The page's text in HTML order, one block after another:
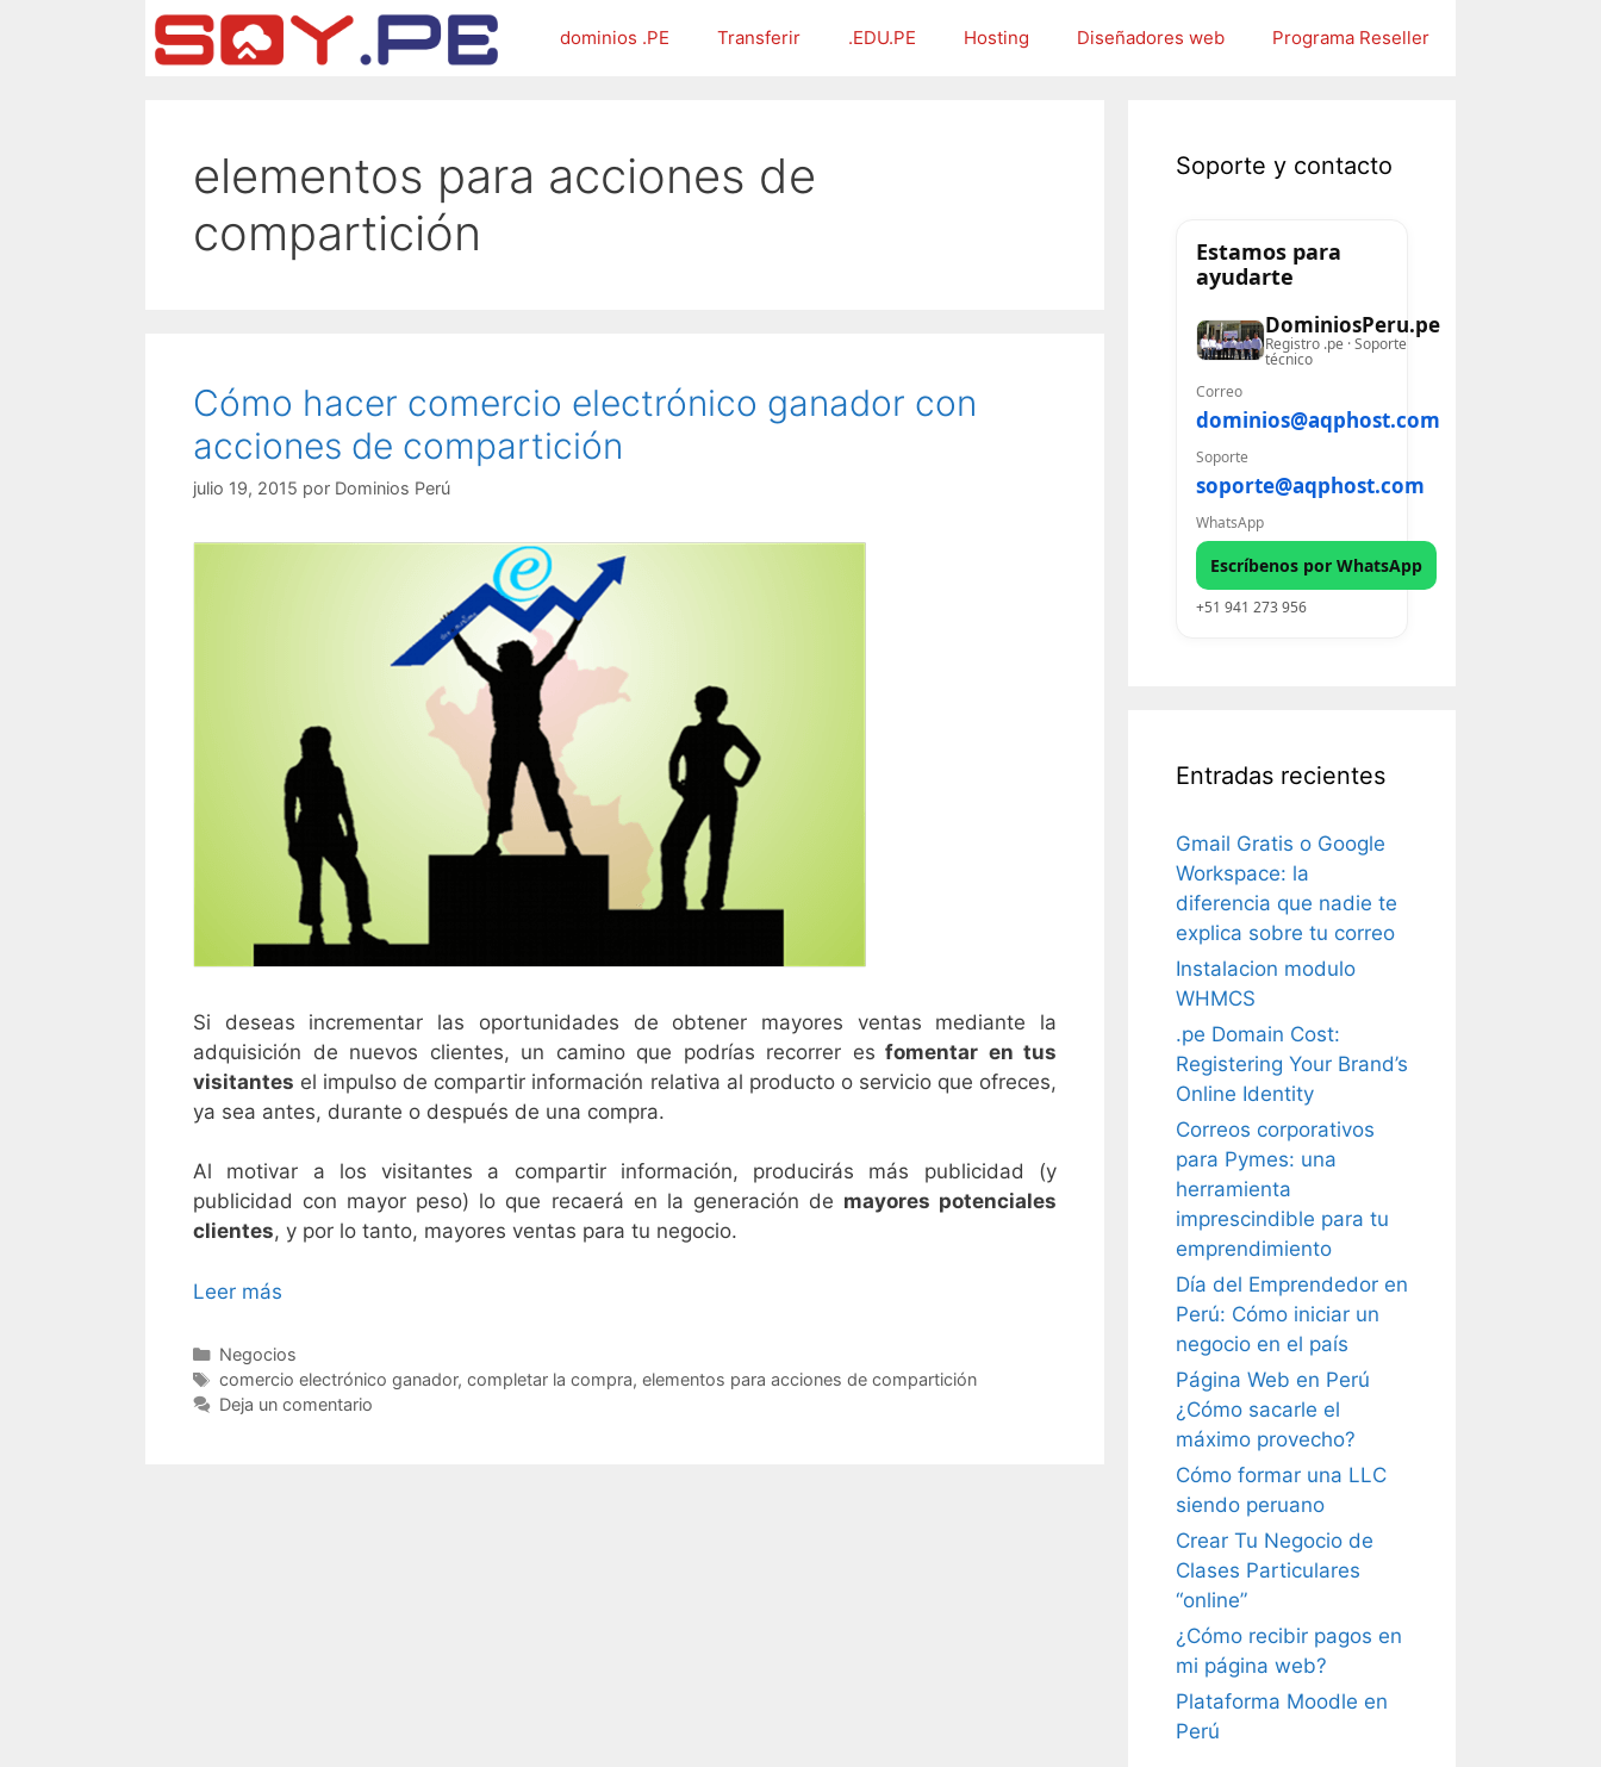
dominios .PE Transferir .EDU.PE Hosting Diseñadores web Programa Reseller
elementos para acciones de
compartición
Cómo hacer comercio electrónico ganador con
acciones de compartición
julio 19, 2015 por Dominios Perú
Si deseas incrementar las oportunidades de obtener mayores ventas mediante la
adquisición de nuevos clientes, un camino que podrías recorrer es fomentar en tus
visitantes el impulso de compartir información relativa al producto o servicio que ofreces,
ya sea antes, durante o después de una compra.
Al motivar a los visitantes a compartir información, producirás más publicidad (y
publicidad con mayor peso) lo que recaerá en la generación de mayores potenciales
clientes, y por lo tanto, mayores ventas para tu negocio.
Leer más
Negocios
comercio electrónico ganador, completar la compra, elementos para acciones de compartición
Deja un comentario
Soporte y contacto
Estamos para
ayudarte
DominiosPeru.pe
Registro .pe · Soporte
técnico
Correo
dominios@aqphost.com
Soporte
soporte@aqphost.com
WhatsApp
Escríbenos por WhatsApp
+51 941 273 956
Entradas recientes
Gmail Gratis o Google
Workspace: la
diferencia que nadie te
explica sobre tu correo
Instalacion modulo
WHMCS
.pe Domain Cost:
Registering Your Brand’s
Online Identity
Correos corporativos
para Pymes: una
herramienta
imprescindible para tu
emprendimiento
Día del Emprendedor en
Perú: Cómo iniciar un
negocio en el país
Página Web en Perú
¿Cómo sacarle el
máximo provecho?
Cómo formar una LLC
siendo peruano
Crear Tu Negocio de
Clases Particulares
“online”
¿Cómo recibir pagos en
mi página web?
Plataforma Moodle en
Perú